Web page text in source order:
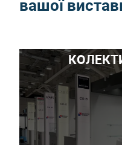
вашої